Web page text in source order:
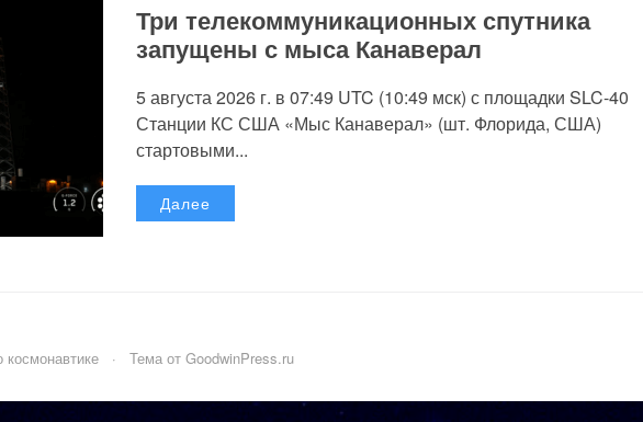
Три телекоммуникационных спутника
запущены с мыса Канаверал
5 августа 2026 г. в 07:49 UTC (10:49 мск) с площадки SLC-40
Станции КС США «Мыс Канаверал» (шт. Флорида, США)
стартовыми...
Далее
космонавтике · Тема от GoodwinPress.ru